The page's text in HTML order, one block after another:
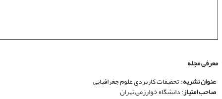
معرفی مجله
عنوان نشریه: تحقیقات کاربردی علوم جغرافیایی
صاحب امتیاز: دانشگاه خوارزمی تهران